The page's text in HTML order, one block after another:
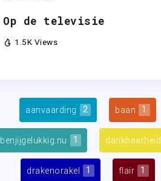
Op de televisie
1.5K Views
aanvaarding 2 baan 1
benjijgelukkig.nu 1 dankbaarheid
drakenorakel 1 flair 1